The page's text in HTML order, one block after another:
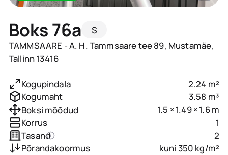
Boks 76a
S
TAMMSAARE - A. H. Tammsaare tee 89, Mustamäe,
Tallinn 13416
Kogupindala
2.24 m²
Kogumaht
3.58 m³
Boksi mõõdud
1.5 × 1.49 × 1.6 m
Korrus
1
Tasand
2
Põrandakoormus
kuni 350 kg/m²